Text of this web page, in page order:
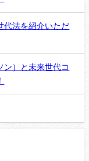
代法を紹介いただ
ン）と未来世代コ